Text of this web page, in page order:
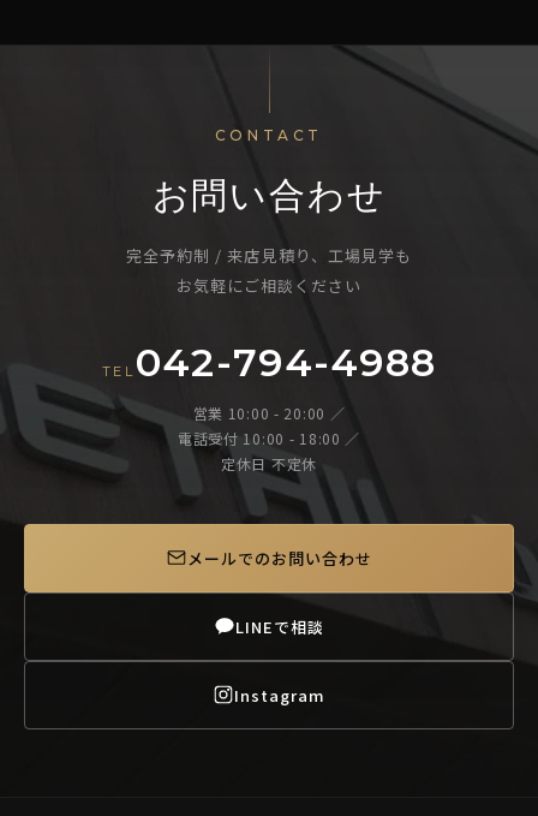
CONTACT
お問い合わせ
完全予約制 / 来店見積り、工場見学も
お気軽にご相談ください
TEL 042-794-4988
営業 10:00 - 20:00 ／
電話受付 10:00 - 18:00 ／
定休日 不定休
メールでのお問い合わせ
LINEで相談
Instagram